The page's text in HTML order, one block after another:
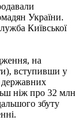
України.
Київської
на
вступивши у
державних
ніж про 32 млн
збуту